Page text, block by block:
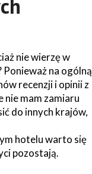
nie wierzę w
na ogólną
recenzji i opinii z
nie mam zamiaru
do innych krajów,
hotelu warto się
pozostają.